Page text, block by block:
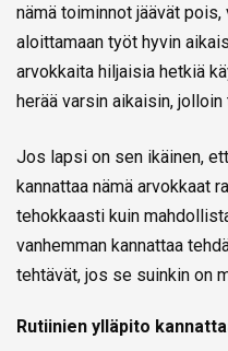
nämä toiminnot jäävät
aloittamaan työt hyvin
arvokkaita hiljaisia hetkiä
herää varsin aikaisin,
Jos lapsi on sen ikäinen,
kannattaa nämä arvokkaat
tehokkaasti kuin
vanhemman kannattaa
tehtävät, jos se suinkin on
Rutiinien ylläpito